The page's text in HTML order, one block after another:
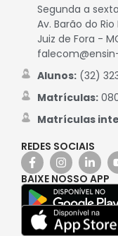
Segunda a
Av. Barão do
Juiz de Fora -
Alunos:(32)
Matrículas:
Matrículas
REDES SOCIAIS
BAIXE NOSSO APP